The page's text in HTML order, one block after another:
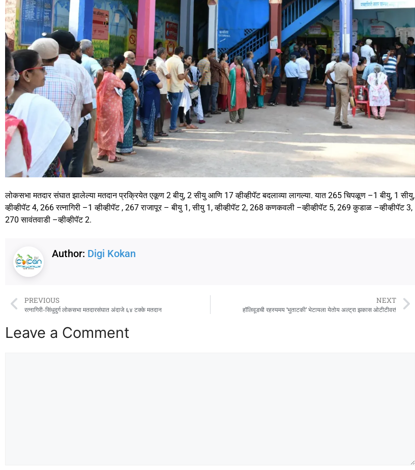
लोकसभा मतदार संघात झालेल्या मतदान प्रक्रियेत एकूण 2 बीयु, 2 सीयु आणि 17 व्हीव्हीपॅट बदलाव्या लागल्या. यात 265 चिपळूण –1 बीयु, 1 सीयु,
व्हीव्हीपॅट 4, 266 रत्नागिरी –1 व्हीव्हीपॅट , 267 राजापूर – बीयु 1, सीयु 1, व्हीव्हीपॅट 2, 268 कणकवली –व्हीव्हीपॅट 5, 269 कुडाळ –व्हीव्हीपॅट 3,
270 सावंतवाडी –व्हीव्हीपॅट 2.
Author: Digi Kokan
PREVIOUS
रत्नागिरी-सिंधुदुर्ग लोकसभा मतदारसंघात अंदाजे ६४ टक्के मतदान
NEXT
हॉलिवूडची रहस्यमय ‘भुताटकी’ भेटायला येतोय अल्ट्रा झकास ओटीटीवर!
Leave a Comment